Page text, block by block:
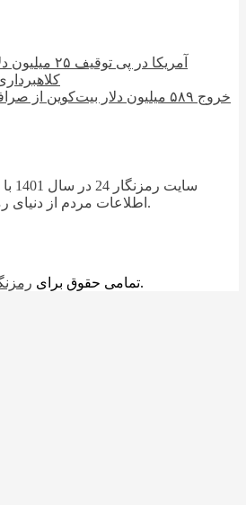
آمریکا در پی
خروج ۵۸۹ میلیون دلار بیت‌کوین از
اطلاعات مردم از دنیای رمز ارز ها راه اندازی گردید.
© تمامی حقوق برایمحفوظ می باشد.